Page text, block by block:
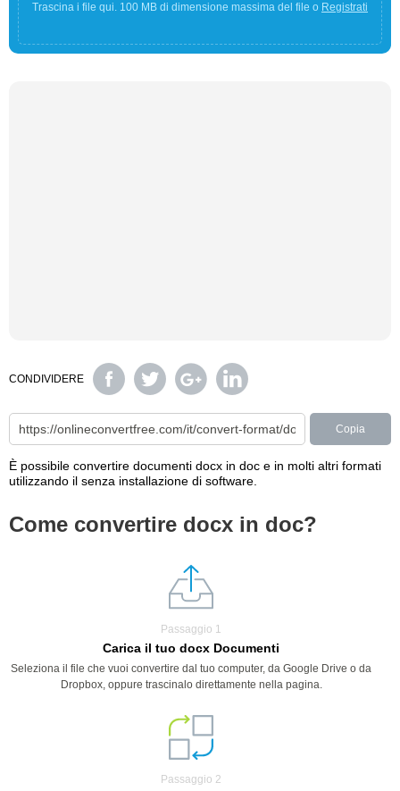
Trascina i file qui. 100 MB di dimensione massima del file o Registrati
CONDIVIDERE
Copia
È possibile convertire documenti docx in doc e in molti altri formati
utilizzando il senza installazione di software.
Come convertire docx in doc?
Passaggio 1
Carica il tuo docx Documenti
Seleziona il file che vuoi convertire dal tuo computer, da Google Drive o da
Dropbox, oppure trascinalo direttamente nella pagina.
Passaggio 2